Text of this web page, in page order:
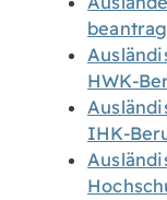
HWK-
IHK-